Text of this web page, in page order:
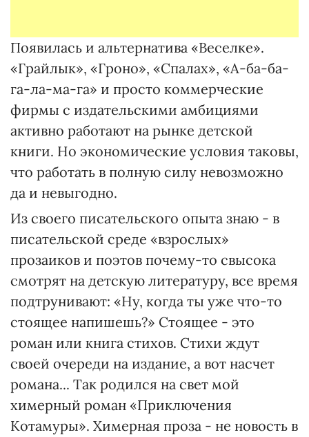
Появилась и альтернатива «Веселке».
«Грайлык», «Гроно», «Спалах», «А-ба-ба-
га-ла-ма-га» и просто коммерческие
фирмы с издательскими амбициями
активно работают на рынке детской
книги. Но экономические условия таковы,
что работать в полную силу невозможно
да и невыгодно.
Из своего писательского опыта знаю - в
писательской среде «взрослых»
прозаиков и поэтов почему-то свысока
смотрят на детскую литературу, все время
подтрунивают: «Ну, когда ты уже что-то
стоящее напишешь?» Стоящее - это
роман или книга стихов. Стихи ждут
своей очереди на издание, а вот насчет
романа... Так родился на свет мой
химерный роман «Приключения
Котамуры». Химерная проза - не новость в